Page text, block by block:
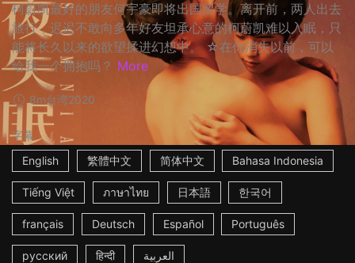
柯蔚凯最好的朋友何宇豪即将出国留学。离开前，两人出去
旅行，迟迟不敢向多年好友坦承心意的柯蔚凯难以入眠，只
能将长久以来的欲望揉进幻想中。 ☆在你消失以前，可以
给我一个拥抱吗？ More
8m台湾2020
字幕
English
繁體中文 简体中文 Bahasa Indonesia
Tiếng Việt ภาษาไทย 日本語 한국어
français Deutsch Español Português
русский हिन्दी العربية